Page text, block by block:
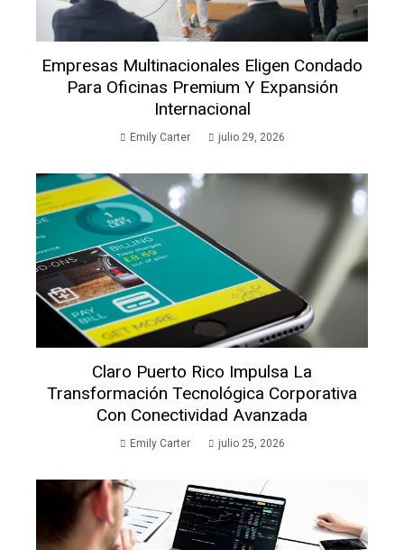
Empresas Multinacionales Eligen Condado
Para Oficinas Premium Y Expansión
Internacional
Emily Carter julio 29, 2026
Claro Puerto Rico Impulsa La
Transformación Tecnológica Corporativa
Con Conectividad Avanzada
Emily Carter julio 25, 2026